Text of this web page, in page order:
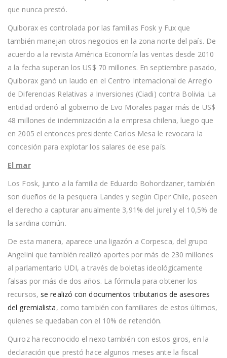
que nunca prestó.
Quiborax es controlada por las familias Fosk y Fux que
también manejan otros negocios en la zona norte del país. De
acuerdo a la revista América Economía las ventas desde 2010
a la fecha superan los US$ 70 millones. En septiembre pasado,
Quiborax ganó un laudo en el Centro Internacional de Arreglo
de Diferencias Relativas a Inversiones (Ciadi) contra Bolivia. La
entidad ordenó al gobierno de Evo Morales pagar más de US$
48 millones de indemnización a la empresa chilena, luego que
en 2005 el entonces presidente Carlos Mesa le revocara la
concesión para explotar los salares de ese país.
El mar
Los Fosk, junto a la familia de Eduardo Bohordzaner, también
son dueños de la pesquera Landes y según Ciper Chile, poseen
el derecho a capturar anualmente 3,91% del jurel y el 10,5% de
la sardina común.
De esta manera, aparece una ligazón a Corpesca, del grupo
Angelini que también realizó aportes por más de 230 millones
al parlamentario UDI, a través de boletas ideológicamente
falsas por más de dos años. La fórmula para obtener los
recursos, se realizó con documentos tributarios de asesores
del gremialista, como también con familiares de estos últimos,
quienes se quedaban con el 10% de retención.
Quiroz ha reconocido el nexo también con estos giros, en la
declaración que prestó hace algunos meses ante la fiscal